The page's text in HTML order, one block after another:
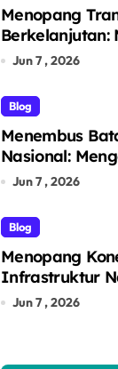
Menopang
Berkelanjutan:
sebagai
Jun 7 , 2026
Blog
Menembus
Nasional:
Pelopor Solusi
Jun 7 , 2026
Blog
Menopang
Infrastruktur
Logistic
Jun 7 , 2026